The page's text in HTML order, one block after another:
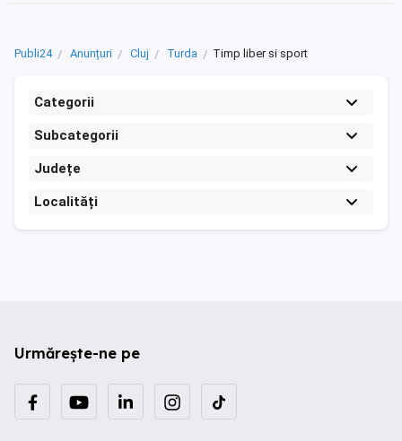
Publi24 Anunțuri Cluj Turda Timp liber si sport
Categorii
Subcategorii
Județe
Localități
Urmărește-ne pe